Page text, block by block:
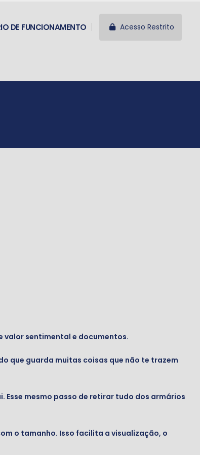
DE FUNCIONAMENTO Acesso Restrito
valor sentimental e documentos.
que guarda muitas coisas que não te trazem
Esse mesmo passo de retirar tudo dos armários
o tamanho. Isso facilita a visualização, o